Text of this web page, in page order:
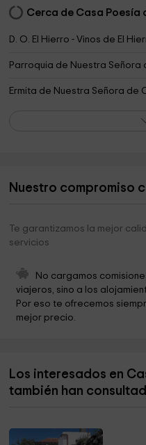
Cerca de Casa Poesía
D. O. El Hierro - Vinos de El
Parroquia de Nuestra Señora
Ermita de Nuestra Señora de
Centro De Interpretación De
Lagarto Gigante de El Hierro
Senderola Maceta Punta
Iglesia De La Sagrada Familia
Ventejís
Nuestro compromiso
Te garantizamos la mejor
servicios
No cargamos
viajeros, sino a los
Por eso te ofrecemos
mejor precio.
Los interesados en
también han